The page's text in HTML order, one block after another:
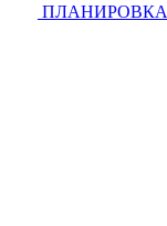
ПЛАНИРОВКА